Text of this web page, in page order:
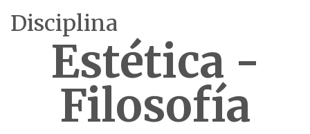
Disciplina
Estética -
Filosofía